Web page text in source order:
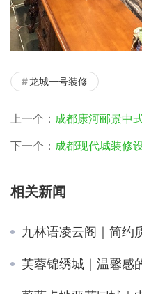
龙城一号装修
上一个： 成都康河郦景中
下一个： 成都现代城装修
相关新闻
九林语凌云阁｜简约
芙蓉锦绣城｜温馨感